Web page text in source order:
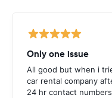
Only one issue
All good but when i
car rental company
24 hr contact